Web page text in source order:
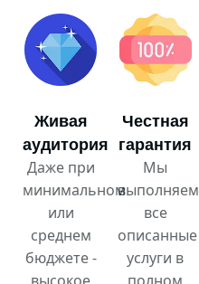
Живая
аудитория
Даже при
минимальном
или
среднем
бюджете -
Честная
гарантия
Мы
выполняем
все
описанные
услуги в